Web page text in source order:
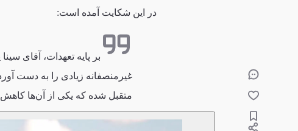
در این شکایت آمده است:
بر پایه تعهدات، آقای
غیرمنصفانه زیادی را به دست
متقبل شده که یکی از آن‌ها